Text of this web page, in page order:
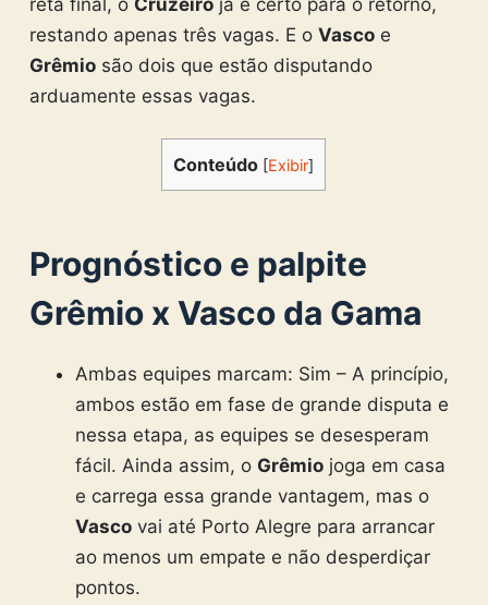
restando apenas três vagas. E o Vascoe
Grêmiosão dois que estão disputando
arduamente essas vagas.
Conteúdo [Exibir]
Prognóstico e palpite
Grêmio x Vasco da Gama
Ambas equipes marcam: Sim – A princípio,
ambos estão em fase de grande disputa e
nessa etapa, as equipes se desesperam
fácil. Ainda assim, o Grêmio joga em casa
e carrega essa grande vantagem, mas o
Vasco vai até Porto Alegre para arrancar
ao menos um empate e não desperdiçar
pontos.